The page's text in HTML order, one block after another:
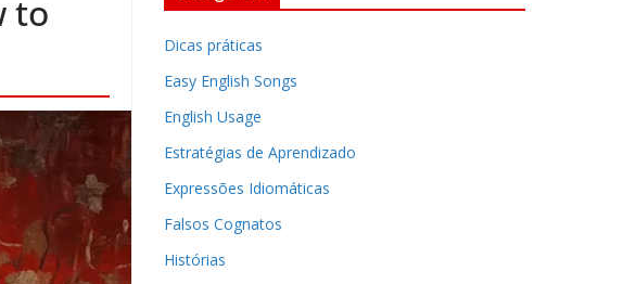
to
Dicas práticas
Easy English Songs
English Usage
Estratégias de Aprendizado
Expressões Idiomáticas
Falsos Cognatos
Histórias